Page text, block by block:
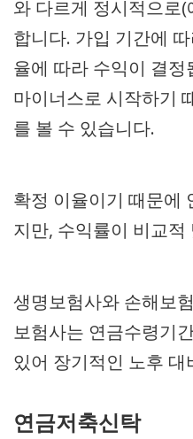
와 다르게 정시적으로
합니다. 가입 기간에
율에 따라 수익이 결
마이너스로 시작하기
를 볼 수 있습니다.
확정 이율이기 때문에
지만, 수익률이 비교적
생명보험사와 손해보
보험사는 연금수령기
있어 장기적인 노후
연금저축신탁